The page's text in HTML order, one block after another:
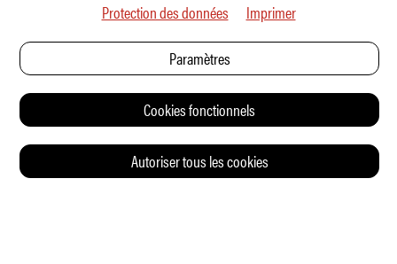
Protection des données Imprimer
Paramètres
Cookies fonctionnels
Autoriser tous les cookies